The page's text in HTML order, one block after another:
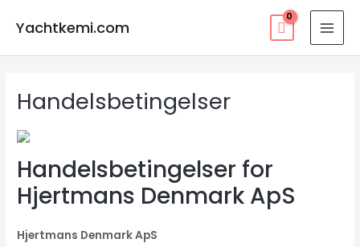
Yachtkemi.com
Handelsbetingelser
Handelsbetingelser for
Hjertmans Denmark ApS
Hjertmans Denmark ApS